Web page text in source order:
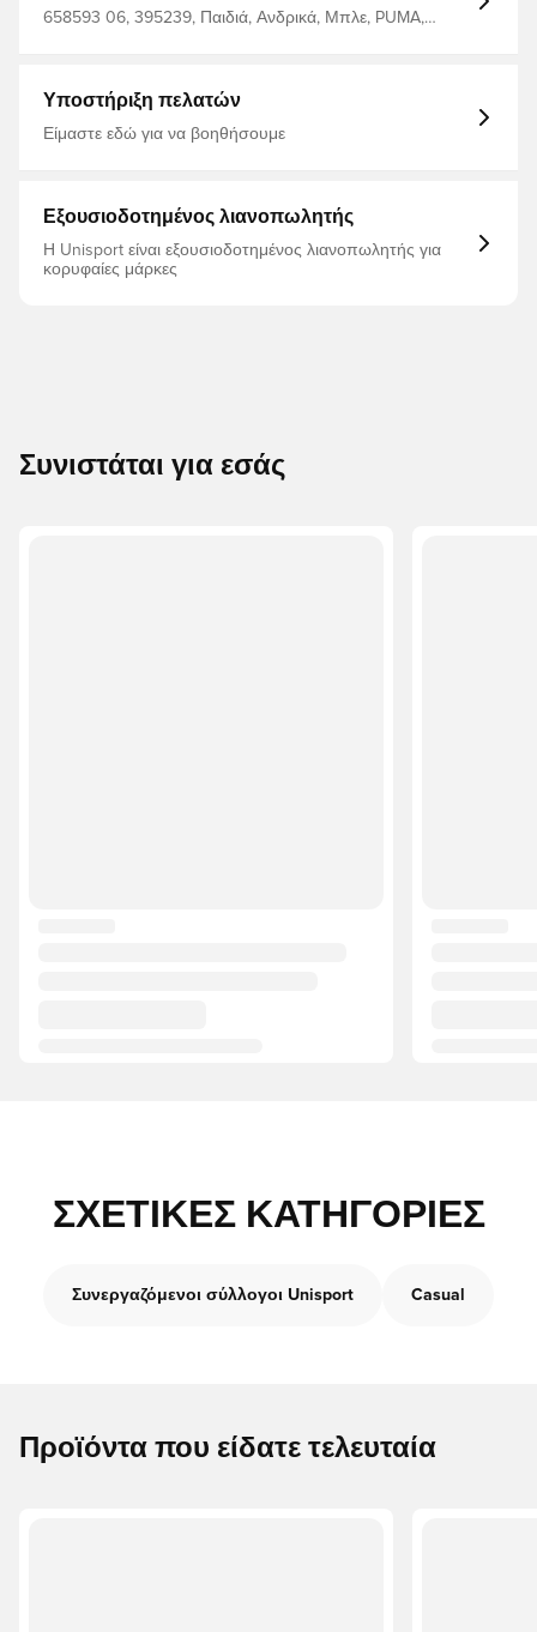
658593 06, 395239, Παιδιά, Ανδρικά, Μπλε, PUMA,
Υποστήριξη πελατών
Είμαστε εδώ για να βοηθήσουμε
Εξουσιοδοτημένος λιανοπωλητής
Η Unisport είναι εξουσιοδοτημένος λιανοπωλητής για
κορυφαίες μάρκες
Συνιστάται για εσάς
ΣΧΕΤΙΚΈΣ ΚΑΤΗΓΟΡΊΕΣ
Συνεργαζόμενοι σύλλογοι Unisport Casual
Προϊόντα που είδατε τελευταία